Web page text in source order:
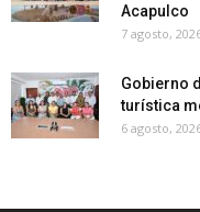
Acapulco
7 agosto,
Gobierno
turística
6 agosto,